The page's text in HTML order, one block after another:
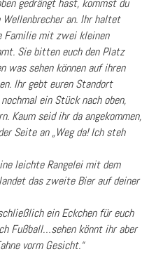
gedrängt hast, kommst du
an. Ihr haltet
Familie mit zwei kleinen
Sie bitten euch den Platz
was sehen können auf ihren
Ihr gebt euren Standort
ein Stück nach oben,
Kaum seid ihr da angekommen,
Seite an „Weg da! Ich steh
leichte Rangelei mit dem
das zweite Bier auf deiner
ein Eckchen für euch
Fußball…sehen könnt ihr aber
vorm Gesicht.“